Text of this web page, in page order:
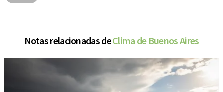
Notas relacionadas deClima de Buenos Aires